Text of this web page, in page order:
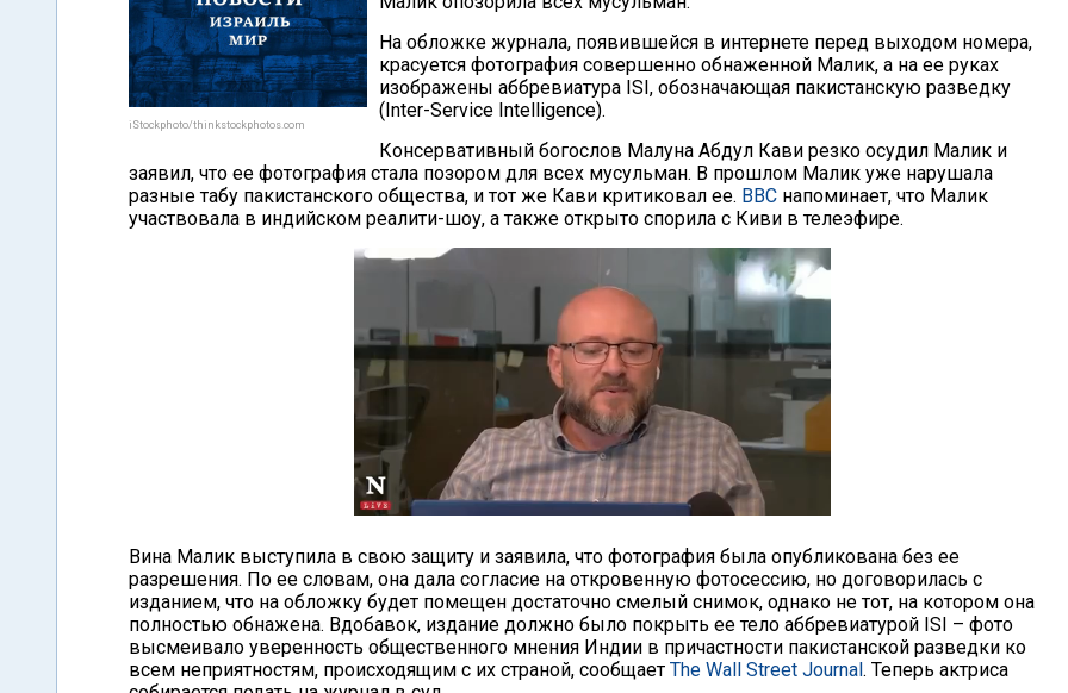
iStockphoto/thinkstockphotos.com
На обложке журнала, появившейся в интернете перед выходом номера,
красуется фотография совершенно обнаженной Малик, а на ее руках
изображены аббревиатура ISI, обозначающая пакистанскую разведку
(Inter-Service Intelligence).
Консервативный богослов Малуна Абдул Кави резко осудил Малик и
заявил, что ее фотография стала позором для всех мусульман. В прошлом Малик уже нарушала
разные табу пакистанского общества, и тот же Кави критиковал ее. ВВС напоминает, что Малик
участвовала в индийском реалити-шоу, а также открыто спорила с Киви в телеэфире.
Вина Малик выступила в свою защиту и заявила, что фотография была опубликована без ее
разрешения. По ее словам, она дала согласие на откровенную фотосессию, но договорилась с
изданием, что на обложку будет помещен достаточно смелый снимок, однако не тот, на котором она
полностью обнажена. Вдобавок, издание должно было покрыть ее тело аббревиатурой ISI – фото
высмеивало уверенность общественного мнения Индии в причастности пакистанской разведки ко
всем неприятностям, происходящим с их страной, сообщает The Wall Street Journal. Теперь актриса